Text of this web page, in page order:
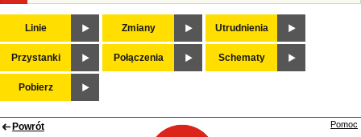
Linie Zmiany Utrudnienia
Przystanki Połączenia Schematy
Pobierz
Powrót Pomoc